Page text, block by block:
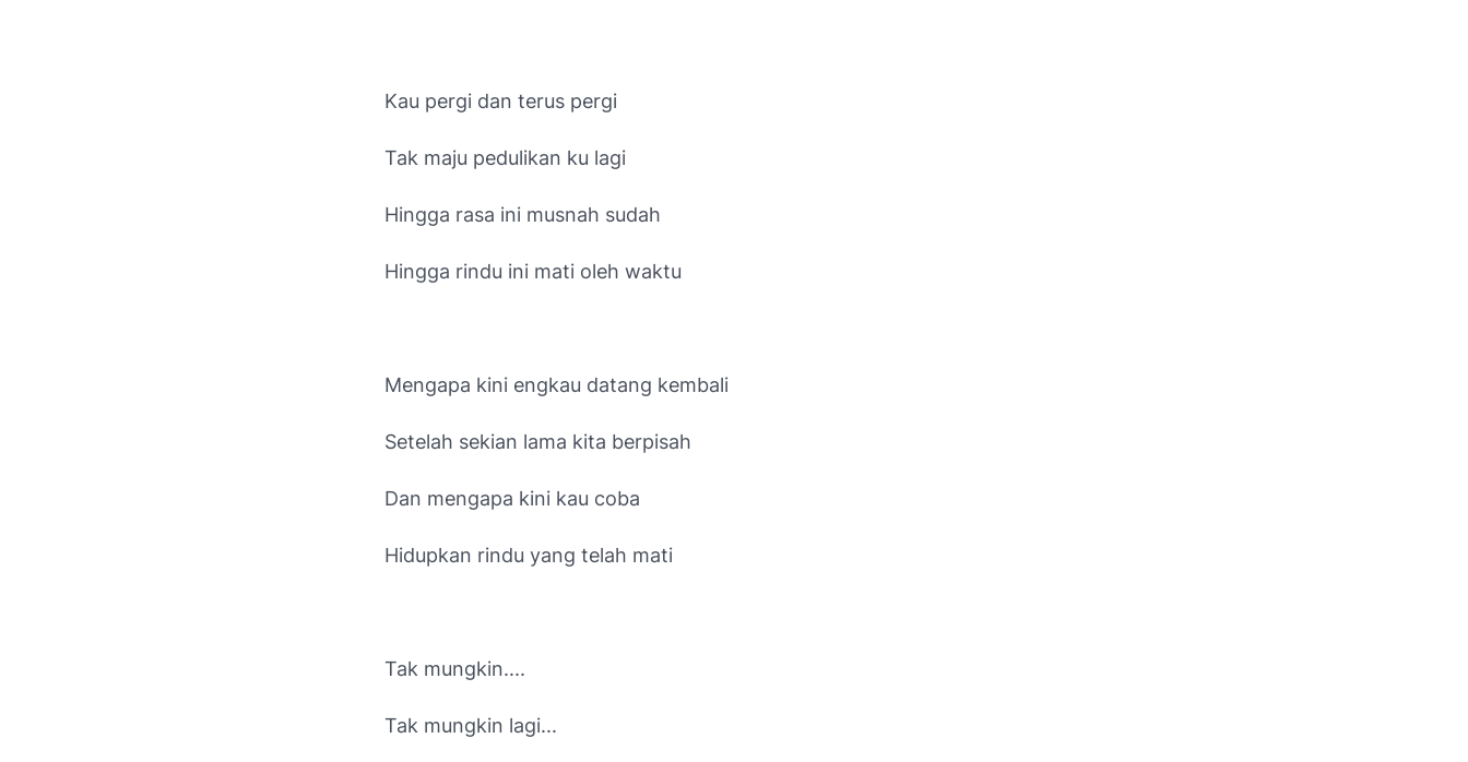
Kau pergi dan terus pergi
Tak maju pedulikan ku lagi
Hingga rasa ini musnah sudah
Hingga rindu ini mati oleh waktu
Mengapa kini engkau datang kembali
Setelah sekian lama kita berpisah
Dan mengapa kini kau coba
Hidupkan rindu yang telah mati
Tak mungkin....
Tak mungkin lagi...